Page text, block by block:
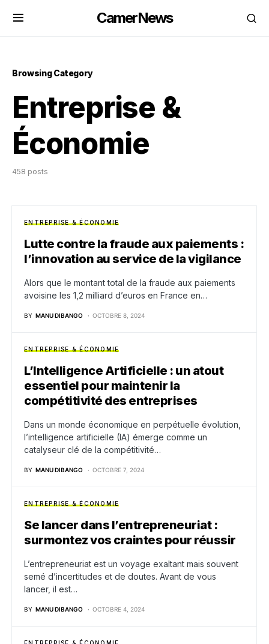
CamerNews
Browsing Category
Entreprise &
Économie
458 posts
ENTREPRISE & ÉCONOMIE
Lutte contre la fraude aux paiements :
l’innovation au service de la vigilance
Alors que le montant total de la fraude aux paiements
avoisine les 1,2 milliard d’euros en France en…
BY MANU DIBANGO OCTOBRE 8, 2024
ENTREPRISE & ÉCONOMIE
L’Intelligence Artificielle : un atout
essentiel pour maintenir la
compétitivité des entreprises
Dans un monde économique en perpétuelle évolution,
l’intelligence artificielle (IA) émerge comme un
catalyseur clé de la compétitivité…
BY MANU DIBANGO OCTOBRE 7, 2024
ENTREPRISE & ÉCONOMIE
Se lancer dans l’entrepreneuriat :
surmontez vos craintes pour réussir
L’entrepreneuriat est un voyage exaltant mais souvent
semé d’incertitudes et de doutes. Avant de vous
lancer, il est…
BY MANU DIBANGO OCTOBRE 4, 2024